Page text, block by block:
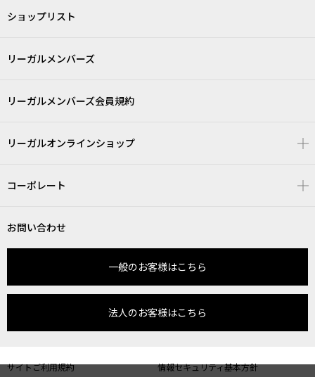
ショップリスト
リーガルメンバーズ
リーガルメンバーズ会員規約
リーガルオンラインショップ
コーポレート
お問い合わせ
一般のお客様はこちら
法人のお客様はこちら
サイトご利用規約 情報セキュリティ基本方針